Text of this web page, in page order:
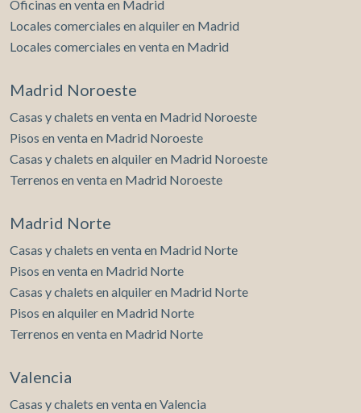
Oficinas en venta en Madrid
Locales comerciales en alquiler en Madrid
Locales comerciales en venta en Madrid
Madrid Noroeste
Casas y chalets en venta en Madrid Noroeste
Pisos en venta en Madrid Noroeste
Casas y chalets en alquiler en Madrid Noroeste
Terrenos en venta en Madrid Noroeste
Madrid Norte
Casas y chalets en venta en Madrid Norte
Pisos en venta en Madrid Norte
Casas y chalets en alquiler en Madrid Norte
Pisos en alquiler en Madrid Norte
Terrenos en venta en Madrid Norte
Valencia
Casas y chalets en venta en Valencia